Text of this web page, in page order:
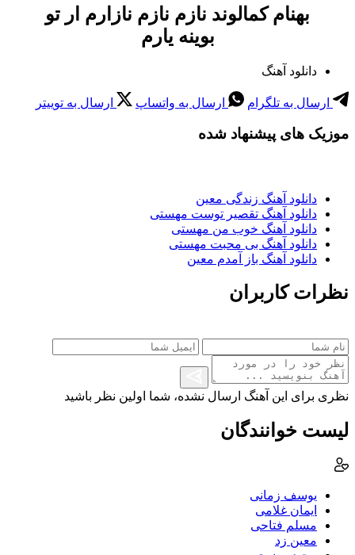
بهنام کمالوند نازم نازم نازارم ار تو
بوینه یارم
دانلود آهنگ
ارسال به تلگرام ارسال به واتساپ ارسال به توییتر
موزیک های پیشنهاد شده
دانلود آهنگ زندگی معین
دانلود آهنگ تقصیر توست مهستی
دانلود آهنگ خوب من مهستی
دانلود آهنگ بی محبت مهستی
دانلود آهنگ باز آمدم معین
نظرات کاربران
نظری برای این آهنگ ارسال نشده، شما اولین نظر باشید
لیست خوانندگان
یوسف زمانی
ایمان غلامی
مسلم فتاحی
معین زد